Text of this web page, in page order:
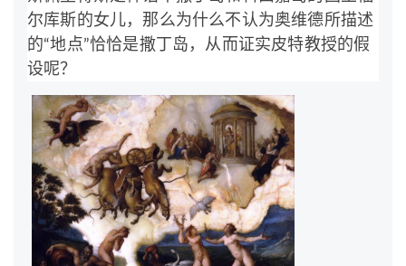
尔库斯的女儿，那么为什么不认为奥维德所描述
的“地点”恰恰是撒丁岛，从而证实皮特教授的假
设呢？